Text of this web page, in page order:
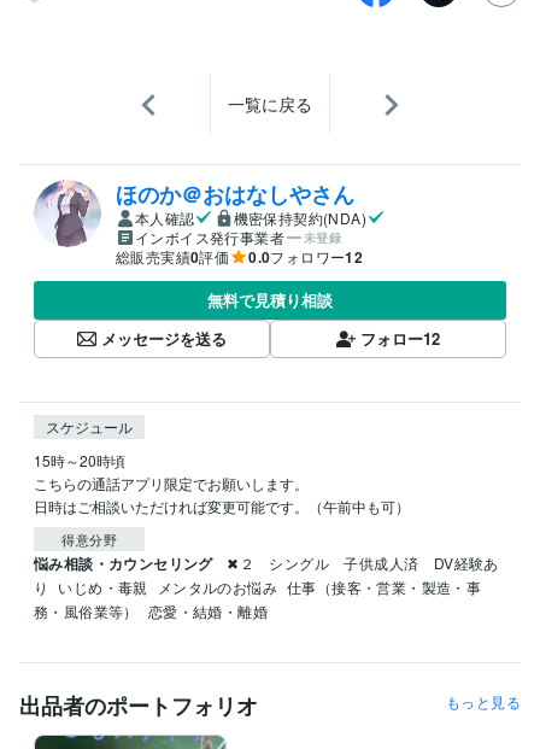
一覧に戻る
ほのか＠おはなしやさん
本人確認
機密保持契約(NDA)
インボイス発行事業者
未登録
総販売実績0評価 0.0フォロワー12
無料で見積り相談
メッセージを送る
フォロー12
スケジュール
15時～20時頃
こちらの通話アプリ限定でお願いします。
日時はご相談いただければ変更可能です。（午前中も可）
得意分野
悩み相談・カウンセリング
✖２　シングル　子供成人済　DV経験あ
り
いじめ・毒親 メンタルのお悩み 仕事（接客・営業・製造・事
務・風俗業等）
恋愛・結婚・離婚
出品者のポートフォリオ もっと見る